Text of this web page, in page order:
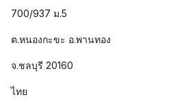
700/937 ม.5
ต.หนองกะขะ อ.พานทอง
จ.ชลบุรี 20160
ไทย